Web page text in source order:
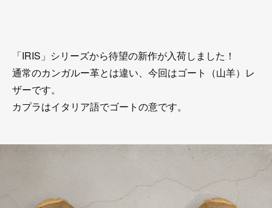
「IRIS」シリーズから待望の新作が入荷しました！
通常のカンガルー革とは違い、今回はゴート（山羊）レ
ザーです。
カプラはイタリア語でゴートの意です。